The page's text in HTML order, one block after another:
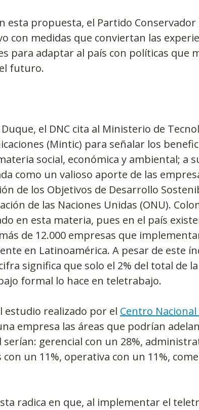
esta propuesta, el Partido Conservador
con medidas que conviertan las
para adaptar al país con políticas que
futuro.
el DNC cita al Ministerio de
(Mintic) para señalar los
social, económica y ambiental; a
como un valioso aporte de las
de los Objetivos de Desarrollo
de las Naciones Unidas (ONU).
en esta materia, pues en el país
de 12.000 empresas que
en Latinoamérica. A pesar de este
significa que solo el 2% del total de la
formal lo hace en teletrabajo.
estudio realizado por el Centro Nacional
empresa las áreas que podrían
gerencial con un 28%,
un 11%, operativa con un 11%,
radica en que, al implementar el